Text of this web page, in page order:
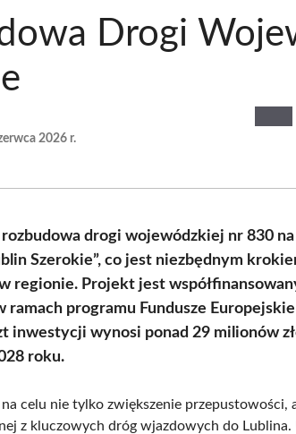
Drogi
2026 r.
rozbudowa drogi wojewódzkiej nr 830
Szerokie”, co jest niezbędnym
regionie. Projekt jest
ramach programu Fundusze
inwestycji wynosi ponad 29 milionów
roku.
celu nie tylko zwiększenie przepustowości,
z kluczowych dróg wjazdowych do